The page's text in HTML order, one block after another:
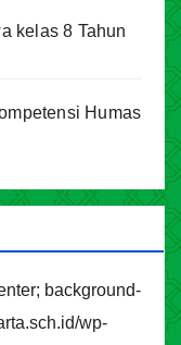
kelas 8 Tahun
Humas
background-
wp-